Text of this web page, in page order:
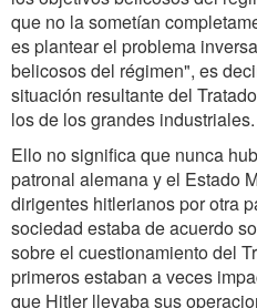
que no la sometían
es plantear el problema
belicosos del régimen", es
situación resultante del
los de los grandes industriales.
Ello no significa que nunca
patronal alemana y el Estado
dirigentes hitlerianos por otra
sociedad estaba de acuerdo
sobre el cuestionamiento del
primeros estaban a veces
que Hitler llevaba sus